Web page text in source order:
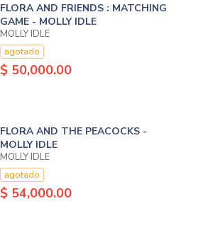
FLORA AND FRIENDS : MATCHING
GAME - MOLLY IDLE
MOLLY IDLE
agotado
$ 50,000.00
FLORA AND THE PEACOCKS -
MOLLY IDLE
MOLLY IDLE
agotado
$ 54,000.00